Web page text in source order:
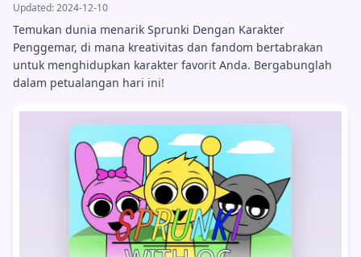
Updated:2024-12-10
Temukan dunia menarik Sprunki Dengan Karakter
Penggemar, di mana kreativitas dan fandom bertabrakan
untuk menghidupkan karakter favorit Anda. Bergabunglah
dalam petualangan hari ini!